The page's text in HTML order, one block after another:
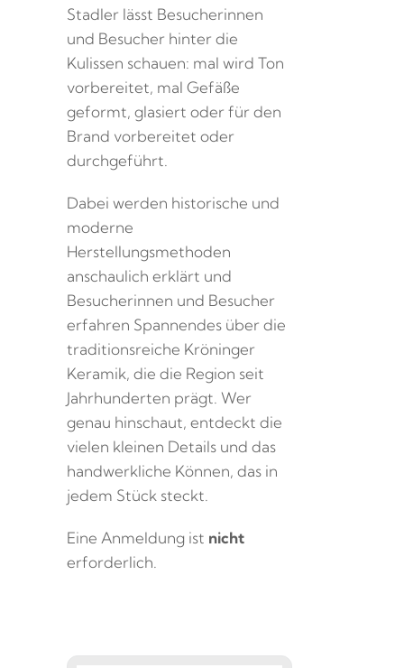
Stadler lässt Besucherinnen
und Besucher hinter die
Kulissen schauen: mal wird Ton
vorbereitet, mal Gefäße
geformt, glasiert oder für den
Brand vorbereitet oder
durchgeführt.
Dabei werden historische und
moderne
Herstellungsmethoden
anschaulich erklärt und
Besucherinnen und Besucher
erfahren Spannendes über die
traditionsreiche Kröninger
Keramik, die die Region seit
Jahrhunderten prägt. Wer
genau hinschaut, entdeckt die
vielen kleinen Details und das
handwerkliche Können, das in
jedem Stück steckt.
Eine Anmeldung ist nicht
erforderlich.